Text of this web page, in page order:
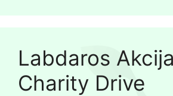
Labdaros
Charity Drive